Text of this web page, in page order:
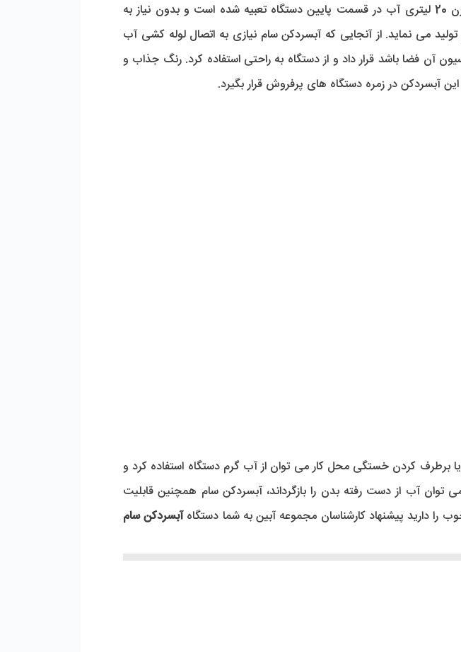
می باشد به این صورت که یک مخزن 20 لیتری آب در قسمت پایین دستگاه تعبیه شده است و بدون نیاز به
با توان مصرفی 520 وات آبسرد و 420 وات آب گرم تولید می نماید. از آنجایی که آبسردکن سام نیازی به اتصال لوله کشی آب
آن فضا باشد قرار داد و از دستگاه به راحتی استفاده کرد. رنگ جذاب و
یا برطرف کردن خستگی محل کار می توان از آب گرم دستگاه استفاده کرد و
توان آب از دست رفته بدن را بازگرداند، آبسردکن سام همچنین قابلیت
را دارید پیشنهاد کارشناسان مجموعه آبین به شما دستگاهآبسردکن سام